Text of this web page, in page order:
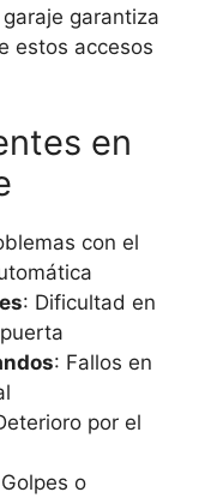
garantiza
estos accesos
en
con el
: Dificultad en
: Fallos en
por el
o